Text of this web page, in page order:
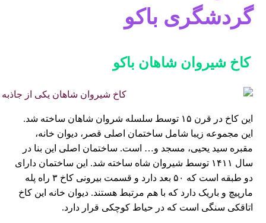
گردشگری باکو
کاخ شیروان شاهان باکو
این کاخ در قرن ۱۵ توسط سلسله شروان شاهان ساخته شد.
این مجموعه زیبا شامل ساختمان اصلی قصر، دیوان خانه،
مقبره سید یحیی، مسجد و… است. ساختمان اصلی این بنا در
سال ۱۴۱۱ توسط شیروان شاه ساخته شد. این ساختمان دارای
دو طبقه است که ۵۰ بعد دارد و قسمت بیرونی کاخ ۳ راه پله
مارپیچ و باریک دارد که با هم مرتبط هستند. دیوان خانه این کاخ
اتاقکی سنگی است که در حیاط کوچکی قرار دارد.